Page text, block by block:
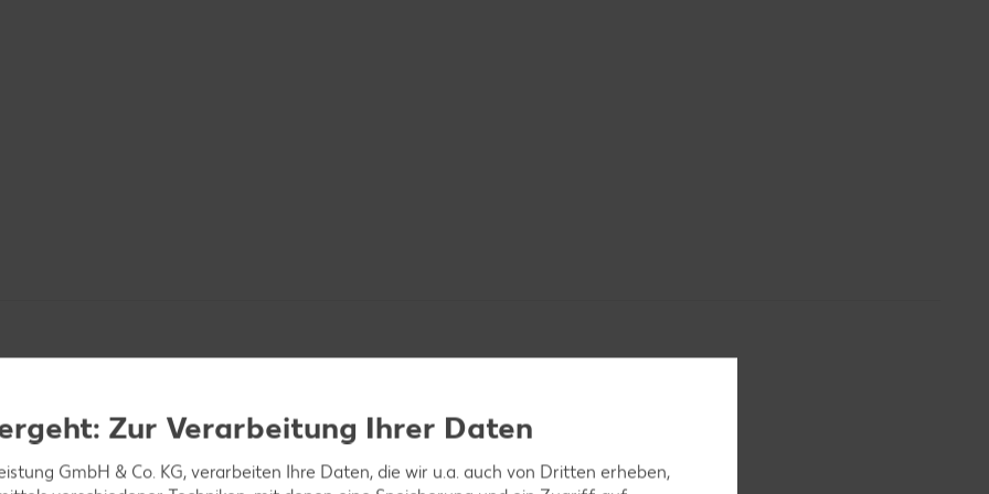
mit Olivenöl und 6-8 Esslöffeln warmen Wasser zufügen
Zur Verarbeitung Ihrer Daten
GmbH & Co. KG, verarbeiten Ihre Daten, die wir u.a. auch von Dritten erheben,